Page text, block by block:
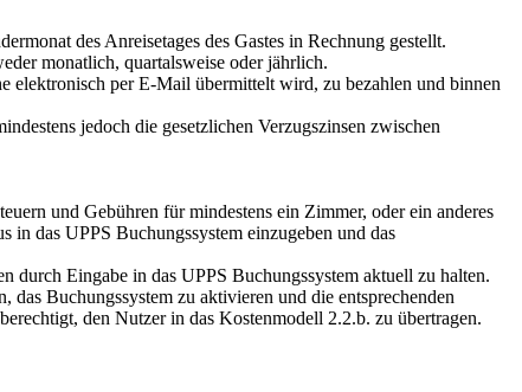
des Anreisetages des Gastes in Rechnung gestellt.
monatlich, quartalsweise oder jährlich.
elektronisch per E-Mail übermittelt wird, zu bezahlen und binnen
jedoch die gesetzlichen Verzugszinsen zwischen
und Gebühren für mindestens ein Zimmer, oder ein anderes
in das UPPS Buchungssystem einzugeben und das
durch Eingabe in das UPPS Buchungssystem aktuell zu halten.
Buchungssystem zu aktivieren und die entsprechenden
den Nutzer in das Kostenmodell 2.2.b. zu übertragen.